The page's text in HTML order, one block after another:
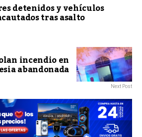
detenidos y vehículos
tras asalto
incendio en
abandonada
Next Post